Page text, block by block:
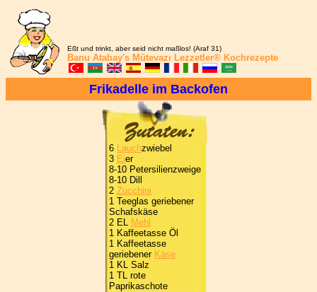
Eßt und trinkt, aber seid nicht maßlos! (Araf 31)
Banu Atabay's Mütevazı Lezzetler® Kochrezepte
Frikadelle im Backofen
6 Lauchzwiebel
3 Eier
8-10 Petersilienzweige
8-10 Dill
2 Zucchini
1 Teeglas geriebener
Schafskäse
2 EL Mehl
1 Kaffeetasse Öl
1 Kaffeetasse
geriebener Käse
1 KL Salz
1 TL rote
Paprikaschote